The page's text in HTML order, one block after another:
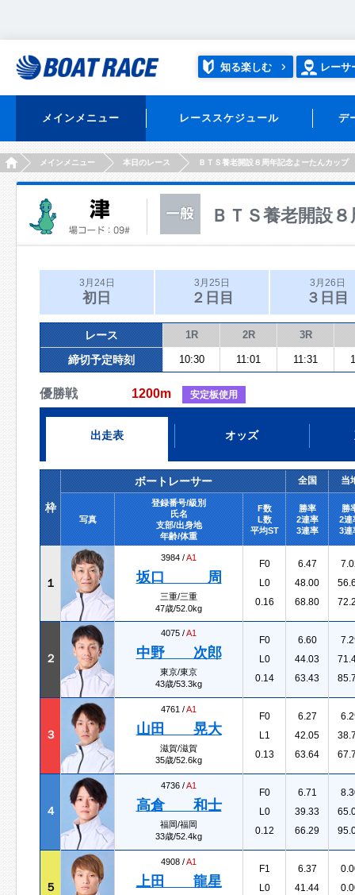
知る楽しむ レーサ
メインメニュー レーススケジュール デ
HOMEメインメニュー 本日のレース ＢＴＳ養老開設８周年記念よーたんカップ
ＢＴＳ養老開設
3月24日
初日
3月25日
２日目
3月26日
３日目
レース 1R 2R 3R
締切予定時刻 10:30 11:01 11:31
優勝戦 1200m 安定板使用
出走表 オッズ
枠
ボートレーサー 全国 当
写真
登録番号/級別
氏名
支部/出身地
年齢/体重
F数
L数
平均ST
勝率
2連率
3連率
勝
2連
3連
１
3984 /A1
坂口 周
三重/三重
47歳/52.0kg
F0
L0
0.16
6.47
48.00
68.80
２
4075 /A1
中野 次郎
東京/東京
43歳/53.3kg
F0
L0
0.14
6.60
44.03
63.43
３
4761 /A1
山田 晃大
滋賀/滋賀
35歳/52.6kg
F0
L1
0.13
6.27
42.05
63.64
４
4736 /A1
高倉 和士
福岡/福岡
33歳/52.4kg
F0
L0
0.12
6.71
39.33
66.29
５
4908 /A1
上田 龍星
F1
L0
6.37
41.44